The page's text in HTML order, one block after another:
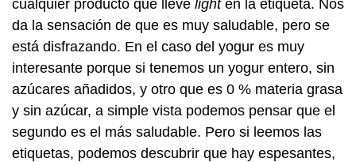
cualquier producto que lleve lighten la etiqueta. Nos
da la sensación de que es muy saludable, pero se
está disfrazando. En el caso del yogur es muy
interesante porque si tenemos un yogur entero, sin
azúcares añadidos, y otro que es 0 % materia grasa
y sin azúcar, a simple vista podemos pensar que el
segundo es el más saludable. Pero si leemos las
etiquetas, podemos descubrir que hay espesantes,